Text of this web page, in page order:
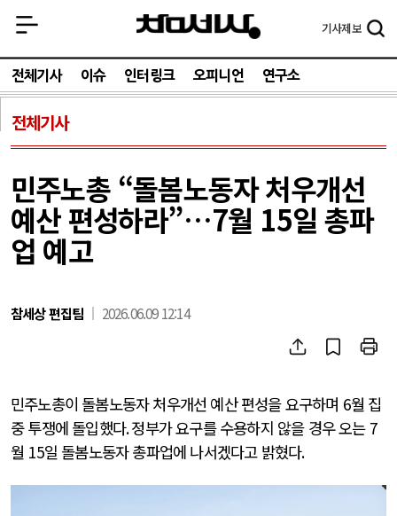
기사제보
전체기사 이슈 인터링크 오피니언 연구소
전체기사
민주노총 “돌봄노동자 처우개선
예산 편성하라”…7월 15일 총파
업 예고
참세상 편집팀 2026.06.09 12:14
민주노총이 돌봄노동자 처우개선 예산 편성을 요구하며 6월 집
중 투쟁에 돌입했다.정부가 요구를 수용하지 않을 경우 오는 7
월 15일 돌봄노동자 총파업에 나서겠다고 밝혔다.